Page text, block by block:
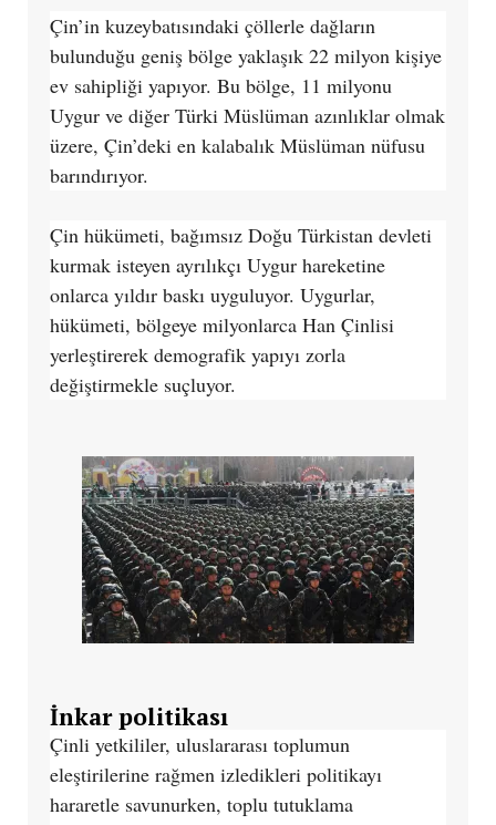
Çin’in kuzeybatısındaki çöllerle dağların
bulunduğu geniş bölge yaklaşık 22 milyon kişiye
ev sahipliği yapıyor. Bu bölge, 11 milyonu
Uygur ve diğer Türki Müslüman azınlıklar olmak
üzere, Çin’deki en kalabalık Müslüman nüfusu
barındırıyor.
Çin hükümeti, bağımsız Doğu Türkistan devleti
kurmak isteyen ayrılıkçı Uygur hareketine
onlarca yıldır baskı uyguluyor. Uygurlar,
hükümeti, bölgeye milyonlarca Han Çinlisi
yerleştirerek demografik yapıyı zorla
değiştirmekle suçluyor.
İnkar politikası
Çinli yetkililer, uluslararası toplumun
eleştirilerine rağmen izledikleri politikayı
hararetle savunurken, toplu tutuklama